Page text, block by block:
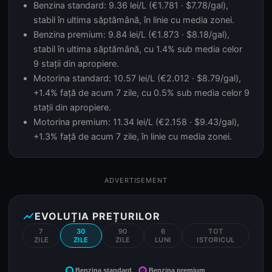
Benzina standard: 9.36 lei/L (€1.781 · $7.78/gal),
stabil în ultima săptămână, în linie cu media zonei.
Benzina premium: 9.84 lei/L (€1.873 · $8.18/gal),
stabil în ultima săptămână, cu 1.4% sub media celor
9 stații din apropiere.
Motorina standard: 10.57 lei/L (€2.012 · $8.79/gal),
+1.4% față de acum 7 zile, cu 0.5% sub media celor 9
stații din apropiere.
Motorina premium: 11.34 lei/L (€2.158 · $9.43/gal),
+1.3% față de acum 7 zile, în linie cu media zonei.
ADVERTISEMENT
show_chartEVOLUȚIA PREȚURILOR
7
ZILE
30
ZILE
90
ZILE
6
LUNI
TOT
ISTORICUL